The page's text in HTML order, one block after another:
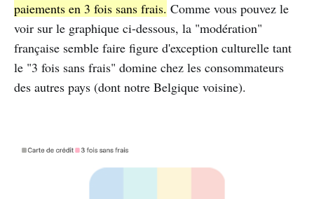
paiements en 3 fois sans frais. Comme vous pouvez le
voir sur le graphique ci-dessous, la "modération"
française semble faire figure d'exception culturelle tant
le "3 fois sans frais" domine chez les consommateurs
des autres pays (dont notre Belgique voisine).